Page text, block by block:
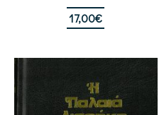
17,00€